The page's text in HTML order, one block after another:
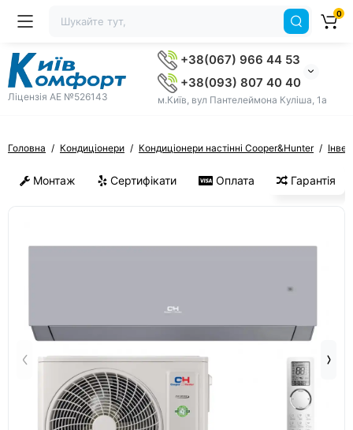
Ліцензія AE №526143
+38(067) 966 44 53
+38(093) 807 40 40
м.Київ, вул Пантелеймона Куліша, 1а
0
Головна Кондиціонери Кондиціонери настінні Cooper&Hunter
Монтаж Сертифікати Оплата Гарантія